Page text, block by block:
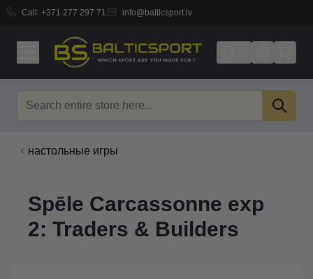
Call: +371 277 297 71 info@balticsport.lv
настольные игры
Spēle Carcassonne exp
2: Traders & Builders